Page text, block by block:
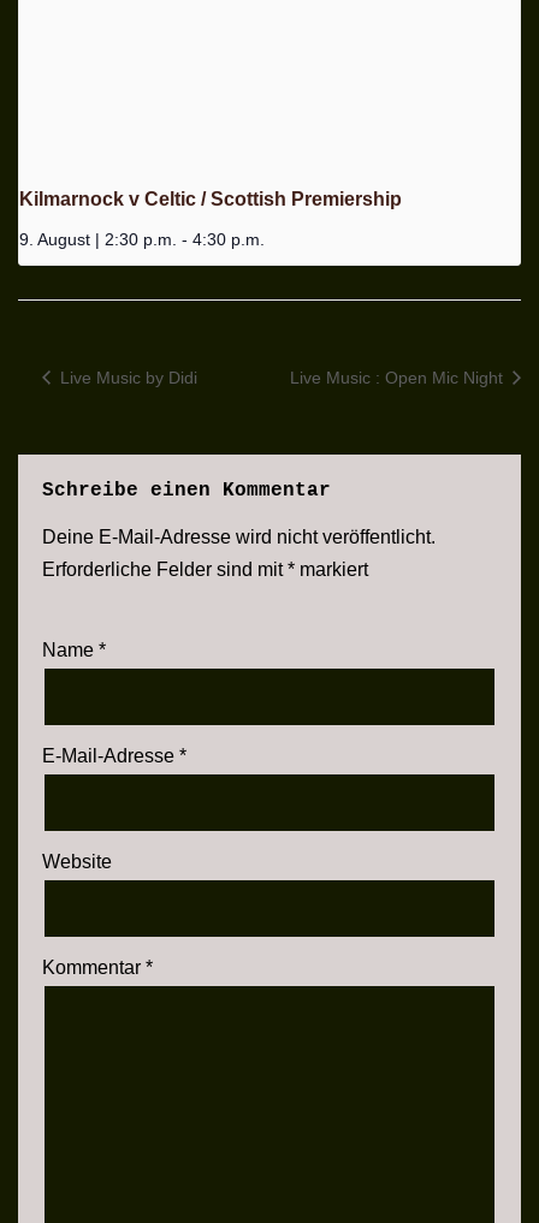
Kilmarnock v Celtic / Scottish Premiership
9. August | 2:30 p.m. - 4:30 p.m.
Live Music by Didi Live Music : Open Mic Night
Schreibe einen Kommentar
Deine E-Mail-Adresse wird nicht veröffentlicht.
Erforderliche Felder sind mit* markiert
Name *
E-Mail-Adresse *
Website
Kommentar *